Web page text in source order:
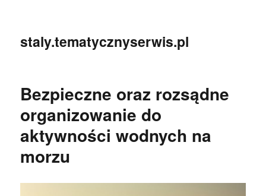
staly.tematycznyserwis.pl
Bezpieczne oraz rozsądne
organizowanie do
aktywności wodnych na
morzu